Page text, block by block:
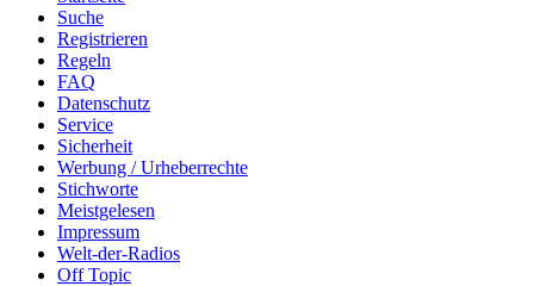
Suche
Registrieren
Regeln
FAQ
Datenschutz
Service
Sicherheit
Werbung / Urheberrechte
Stichworte
Meistgelesen
Impressum
Welt-der-Radios
Off Topic